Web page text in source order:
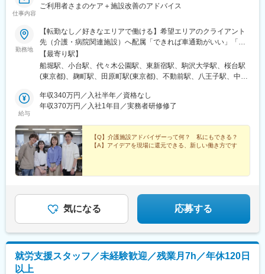
仕事内容
ご利用者さまのケア＋施設改善のアドバイス
勤務地
【転勤なし／好きなエリアで働ける】希望エリアのクライアント
先（介護・病院関連施設）へ配属「できれば車通勤がいい」「未
経験なので先輩スタッフと一緒に働きたい」等ご相談ください！
━━【配属エリア】━━＜1＞北海道・東北／北海道、岩手※、宮
城、福島＜2＞北関東／茨城、栃木、群馬＜3＞首都圏／東京、神
岡、岐阜＜6＞関西／大阪、京都、兵庫、和歌山、奈良※＜7＞中
四国／広島※、岡山※＜8＞九州／福岡、熊本※、長崎※、大分※、鹿
長期的に築くことができます！（※印のエリアは経験者のみ採用中
です）☆勤務地住所は一例となります。━━【転居希望者向けの
働き方も】━━将来的に地元を離れたい方は、半年ほど地元勤務
後、東京神奈川など首都圏への転勤も可能！移住支援制度（費用
会社負担）もあり、早期キャリアアップも見込めます！
【最寄り駅】
船堀駅、小台駅、代々木公園駅、東新宿駅、駒沢大学駅、桜台駅
(東京都)、麹町駅、田原町駅(東京都)、不動前駅、八王子駅、中野
駅(函館本線)、新道東駅、西２８丁目駅、郡山駅(福島県)、愛子
駅、北仙台駅、泉中央駅、作並駅、境町駅、高崎駅、東武宇都宮
駅、和光市駅、岩槻駅、志久駅、戸塚安行駅、久喜駅、浜野駅、
六実駅、常盤平駅、みどり台駅、柏駅、小机駅、古淵駅、高座渋
谷駅、横浜駅、辻堂駅、淵野辺駅、いずみ中央駅、越後赤塚駅、
新潟駅、見附駅、名鉄岐阜駅、松本駅、積志駅、東静岡駅、桜橋
駅(静岡県)、小垣江駅、北新川駅、神領駅、名鉄名古屋駅、小野駅
駅、神宮丸太町駅、古市駅(大阪府)、大日駅、門真南駅、瑞光四丁
目駅、星ケ丘駅(大阪府)、城北公園通駅、南巽駅、崇禅寺駅、尼崎
駅(阪神線)、山陽天満駅、加古川駅、新神戸駅、住吉駅(兵庫県・
東海道)、香櫨園駅、中山寺駅、大久保駅(兵庫県)、舞子公園駅、
六甲駅、富雄駅、横川駅、小網町駅、吉塚駅、茶山駅(福岡県)、九
大学研都市駅、福大前駅、竜田口駅、熊本駅、和歌山市駅、県庁
通り駅、代々木八幡駅、立場駅
給与
年収340万円／入社半年／資格なし
年収370万円／入社1年目／実務者研修修了
【Q】介護施設アドバイザーって何？ 私にもできる？
【A】アイデアを現場に還元できる、新しい働き方です
気になる 応募する
就労支援スタッフ／未経験歓迎／残業月7h／年休120日
以上